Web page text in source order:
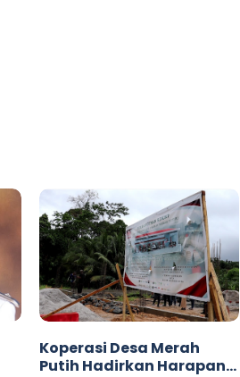
Koperasi Desa Merah
Putih Hadirkan Harapan